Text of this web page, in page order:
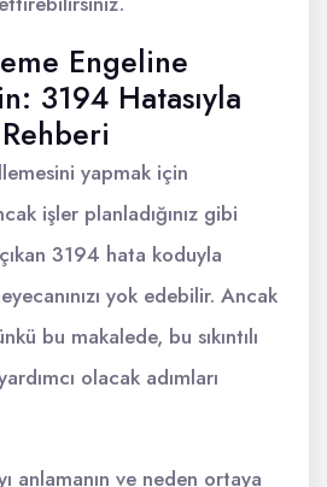
Engeline
3194 Hatasıyla
yapmak için
işler planladığınız gibi
3194 hata koduyla
yok edebilir. Ancak
bu makalede, bu sıkıntılı
olacak adımları
anlamanın ve neden ortaya